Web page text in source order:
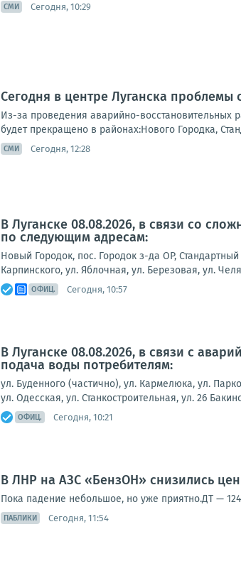
СМИ Сегодня, 10:29
Сегодня в центре Луганска проблемы
Из-за проведения аварийно-восстановительных
будет прекращено в районах:Нового Городка,
СМИ Сегодня, 12:28
В Луганске 08.08.2026, в связи со
по следующим адресам:
Новый Городок, пос. Городок з-да ОР,
Карпинского, ул. Яблочная, ул. Березовая, ул.
ОФИЦ. Сегодня, 10:57
В Луганске 08.08.2026, в связи с
подача воды потребителям:
ул. Буденного (частично), ул. Кармелюка, ул.
ул. Одесская, ул. Станкостроительная, ул. 26
ОФИЦ. Сегодня, 10:21
В ЛНР на АЗС «БензОН» снизились
Пока падение небольшое, но уже приятно.ДТ —
ПАБЛИКИ Сегодня, 11:54